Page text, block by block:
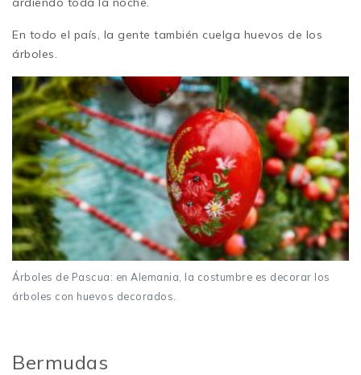
En todo el país, la gente también cuelga huevos de los
árboles.
Árboles de Pascua: en Alemania, la costumbre es decorar los
árboles con huevos decorados.
Bermudas